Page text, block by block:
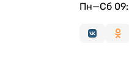
Пн—Сб